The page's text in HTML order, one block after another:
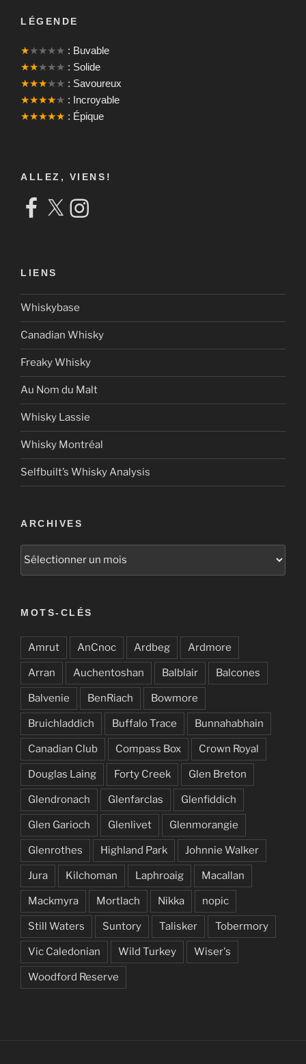
LÉGENDE
★★★★★ : Buvable
★★★★★ : Solide
★★★★★ : Savoureux
★★★★★ : Incroyable
★★★★★ : Épique
ALLEZ, VIENS!
Facebook
X Instagram
LIENS
Whiskybase
Canadian Whisky
Freaky Whisky
Au Nom du Malt
Whisky Lassie
Whisky Montréal
Selfbuilt’s Whisky Analysis
ARCHIVES
Archives
MOTS-CLÉS
Amrut AnCnoc Ardbeg Ardmore
Arran Auchentoshan Balblair Balcones
Balvenie BenRiach Bowmore
Bruichladdich Buffalo Trace Bunnahabhain
Canadian Club Compass Box Crown Royal
Douglas Laing Forty Creek Glen Breton
Glendronach Glenfarclas Glenfiddich
Glen Garioch Glenlivet Glenmorangie
Glenrothes Highland Park Johnnie Walker
Jura Kilchoman Laphroaig Macallan
Mackmyra Mortlach Nikka nopic
Still Waters Suntory Talisker Tobermory
Vic Caledonian Wild Turkey Wiser's
Woodford Reserve